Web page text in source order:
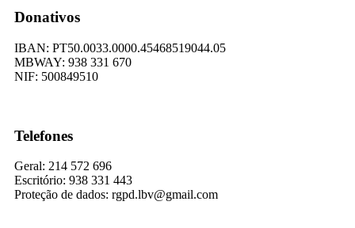
Donativos
IBAN: PT50.0033.0000.45468519044.05
​MBWAY: 938 331 670
​NIF: 500849510
Telefones
Geral: 214 572 696
Escritório: 938 331 443
Proteção de dados: rgpd.lbv@gmail.com